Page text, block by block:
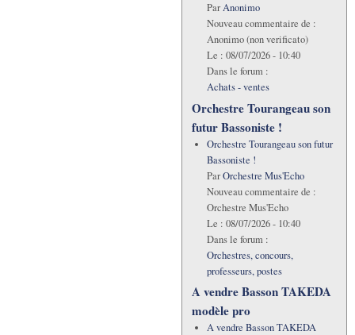
ParAnonimo
Nouveau commentaire de :
Anonimo (non verificato)
Le : 08/07/2026 - 10:40
Dans le forum :
Achats - ventes
Orchestre Tourangeau son
futur Bassoniste !
Orchestre Tourangeau son futur
Bassoniste !
ParOrchestre Mus'Echo
Nouveau commentaire de :
Orchestre Mus'Echo
Le : 08/07/2026 - 10:40
Dans le forum :
Orchestres, concours,
professeurs, postes
A vendre Basson TAKEDA
modèle pro
A vendre Basson TAKEDA